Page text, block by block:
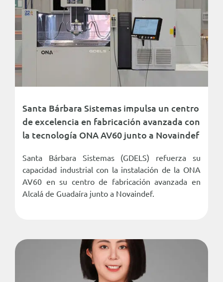
Santa Bárbara Sistemas impulsa un centro
de excelencia en fabricación avanzada con
la tecnología ONA AV60 junto a Novaindef
Santa Bárbara Sistemas (GDELS) refuerza su
capacidad industrial con la instalación de la ONA
AV60 en su centro de fabricación avanzada en
Alcalá de Guadaíra junto a Novaindef.